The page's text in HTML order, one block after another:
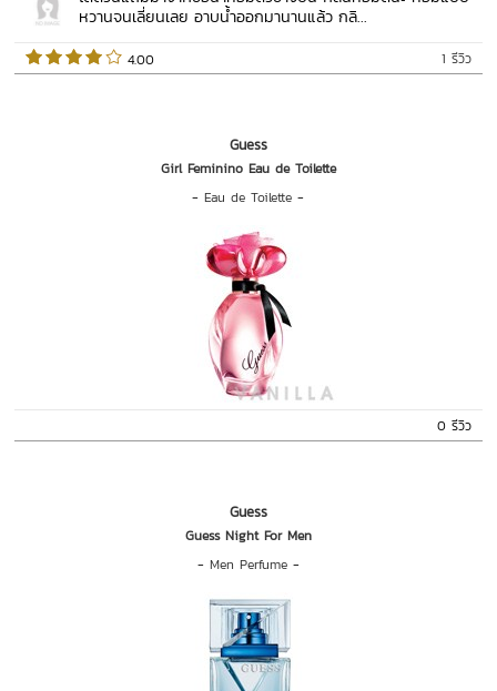
หวานจนเลี่ยนเลย อาบน้ำออกมานานแล้ว กลิ...
1 รีวิว
4.00
Guess
Girl Feminino Eau de Toilette
-Eau de Toilette -
0 รีวิว
Guess
Guess Night For Men
- Men Perfume-